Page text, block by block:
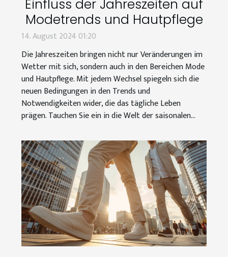
Einfluss der Jahreszeiten auf
Modetrends und Hautpflege
14. August 2024 01:20
Die Jahreszeiten bringen nicht nur Veränderungen im
Wetter mit sich, sondern auch in den Bereichen Mode
und Hautpflege. Mit jedem Wechsel spiegeln sich die
neuen Bedingungen in den Trends und
Notwendigkeiten wider, die das tägliche Leben
prägen. Tauchen Sie ein in die Welt der saisonalen...